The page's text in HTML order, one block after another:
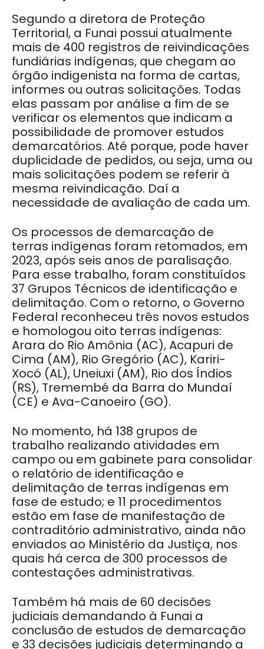
Segundo a diretora de Proteção
Territorial, a Funai possui atualmente
mais de 400 registros de reivindicações
fundiárias indígenas, que chegam ao
órgão indigenista na forma de cartas,
informes ou outras solicitações. Todas
elas passam por análise a fim de se
verificar os elementos que indicam a
possibilidade de promover estudos
demarcatórios. Até porque, pode haver
duplicidade de pedidos, ou seja, uma ou
mais solicitações podem se referir à
mesma reivindicação. Daí a
necessidade de avaliação de cada um.
Os processos de demarcação de
terras indígenas foram retomados, em
2023, após seis anos de paralisação.
Para esse trabalho, foram constituídos
37 Grupos Técnicos de identificação e
delimitação. Com o retorno, o Governo
Federal reconheceu três novos estudos
e homologou oito terras indígenas:
Arara do Rio Amônia (AC), Acapuri de
Cima (AM), Rio Gregório (AC), Kariri-
Xocó (AL), Uneiuxi (AM), Rio dos Índios
(RS), Tremembé da Barra do Mundaí
(CE) e Ava-Canoeiro (GO).
No momento, há 138 grupos de
trabalho realizando atividades em
campo ou em gabinete para consolidar
o relatório de identificação e
delimitação de terras indígenas em
fase de estudo; e 11 procedimentos
estão em fase de manifestação de
contraditório administrativo, ainda não
enviados ao Ministério da Justiça, nos
quais há cerca de 300 processos de
contestações administrativas.
Também há mais de 60 decisões
judiciais demandando à Funai a
conclusão de estudos de demarcação
e 33 decisões judiciais determinando a